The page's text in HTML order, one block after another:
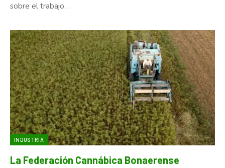
sobre el trabajo…
INDUSTRIA
La Federación Cannábica Bonaerense